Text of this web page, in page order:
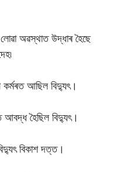
অৱস্থাত উদ্ধাৰ হৈছে
আছিল বিদ্যুৎ।
আবদ্ধ হৈছিল বিদ্যুৎ।
বিকাশ দত্ত।